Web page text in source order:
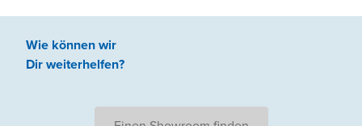
Wie können wir
Dir weiterhelfen?